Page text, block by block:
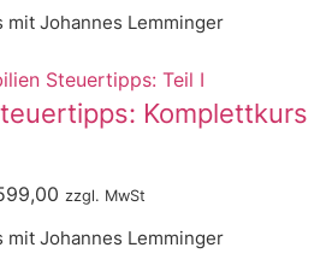
mit Johannes Lemminger
Komplettkurs
zzgl. MwSt
mit Johannes Lemminger